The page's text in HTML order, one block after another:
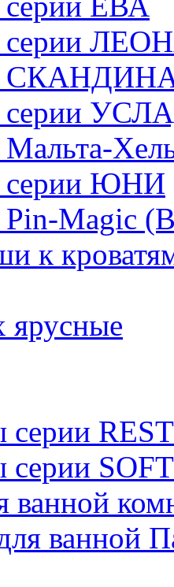
серии
серии
Мальта-
серии ЮНИ
Pin-Magic
к
ярусные
серии REST
серии SOFT
ванной
ванной